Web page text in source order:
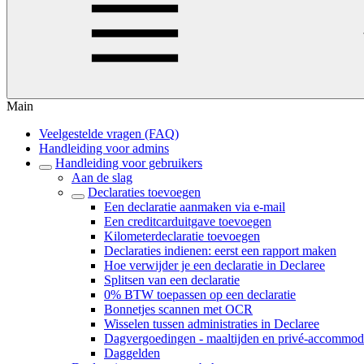
Main
Veelgestelde vragen (FAQ)
Handleiding voor admins
Handleiding voor gebruikers
Aan de slag
Declaraties toevoegen
Een declaratie aanmaken via e-mail
Een creditcarduitgave toevoegen
Kilometerdeclaratie toevoegen
Declaraties indienen: eerst een rapport maken
Hoe verwijder je een declaratie in Declaree
Splitsen van een declaratie
0% BTW toepassen op een declaratie
Bonnetjes scannen met OCR
Wisselen tussen administraties in Declaree
Dagvergoedingen - maaltijden en privé-
Daggelden